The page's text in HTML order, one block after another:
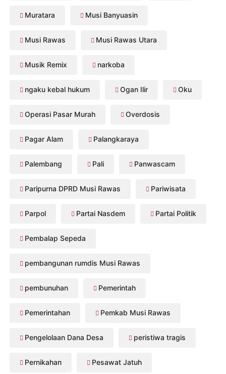
Muratara Musi Banyuasin
Musi Rawas Musi Rawas Utara
Musik Remix narkoba
ngaku kebal hukum Ogan Ilir Oku
Operasi Pasar Murah Overdosis
Pagar Alam Palangkaraya
Palembang Pali Panwascam
Paripurna DPRD Musi Rawas Pariwisata
Parpol Partai Nasdem Partai Politik
Pembalap Sepeda
pembangunan rumdis Musi Rawas
pembunuhan Pemerintah
Pemerintahan Pemkab Musi Rawas
Pengelolaan Dana Desa peristiwa tragis
Pernikahan Pesawat Jatuh